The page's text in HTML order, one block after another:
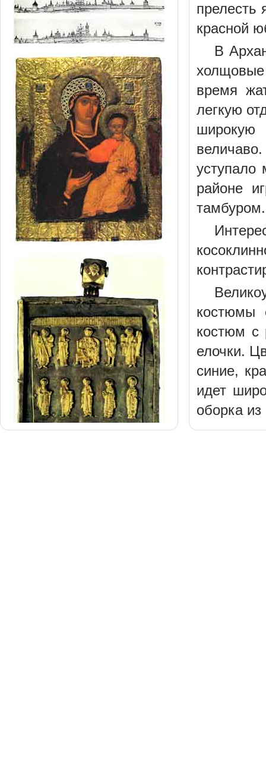
прелесть
красной
В
время
легкую
широкую
районе
тамбуром.
костюмы
костюм с
елочки.
синие,
идет
оборка